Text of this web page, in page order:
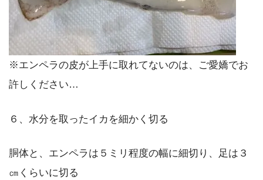
※エンペラの皮が上手に取れてないのは、ご愛嬌でお
許しください…
６、水分を取ったイカを細かく切る
胴体と、エンペラは５ミリ程度の幅に細切り、足は３
㎝くらいに切る